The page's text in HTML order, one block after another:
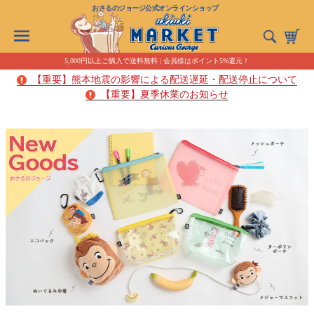
おさるのジョージ公式オンラインショップ
5,000円以上ご購入で送料無料 | 会員様はポイント5%還元！
【重要】熊本地震の影響による配送遅延・配送停止について
【重要】夏季休業のお知らせ